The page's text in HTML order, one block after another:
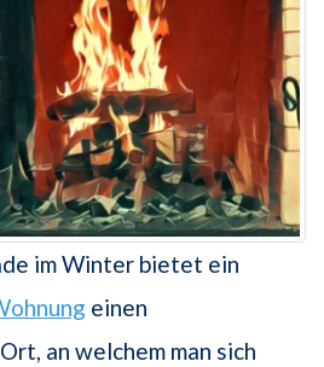
im Winter bietet ein
einen
an welchem man sich